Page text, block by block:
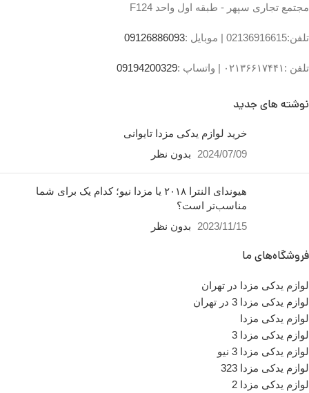
مجتمع تجاری سپهر - طبقه اول واحد F124
تلفن:02136916615 | موبایل :09126886093
تلفن :۰۲۱۳۶۶۱۷۴۴۱ | واتساپ :09194200329
نوشته های جدید
خرید لوازم یدکی مزدا تایوانی
2024/07/09
بدون نظر
هیوندای النترا ۲۰۱۸ یا مزدا نیو؛ کدام یک برای شما
مناسب‌تر است؟
2023/11/15
بدون نظر
فروشگاه‌های ما
لوازم یدکی مزدا در تهران
لوازم یدکی مزدا 3 در تهران
لوازم یدکی مزدا
لوازم یدکی مزدا 3
لوازم یدکی مزدا 3 نیو
لوازم یدکی مزدا 323
لوازم یدکی مزدا 2